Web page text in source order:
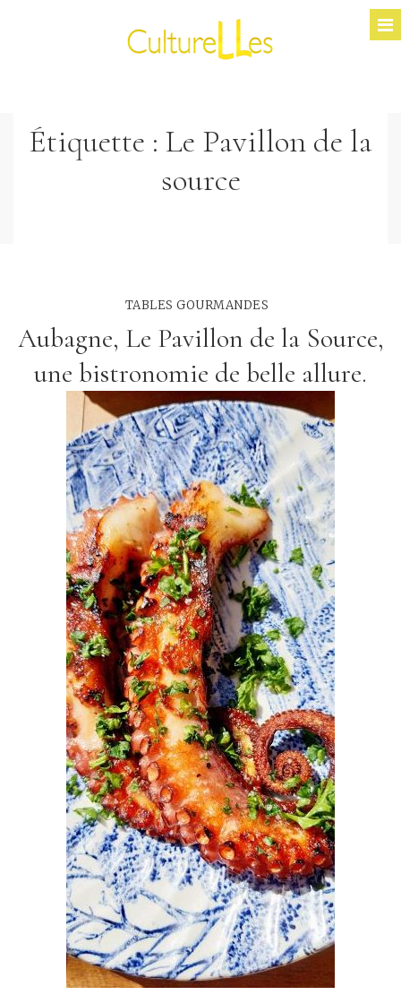
Étiquette : Le Pavillon de la
source
TABLES GOURMANDES
Aubagne, Le Pavillon de la Source,
une bistronomie de belle allure.